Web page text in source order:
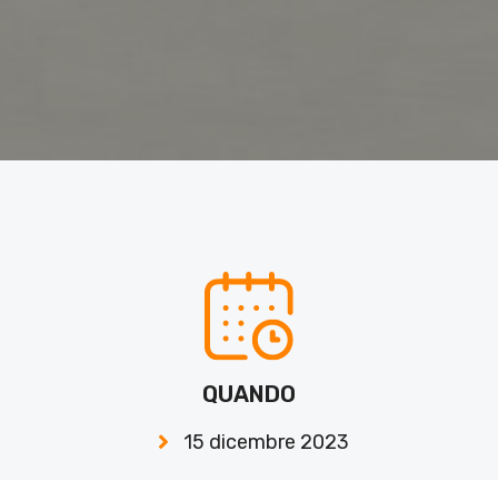
QUANDO
15 dicembre 2023